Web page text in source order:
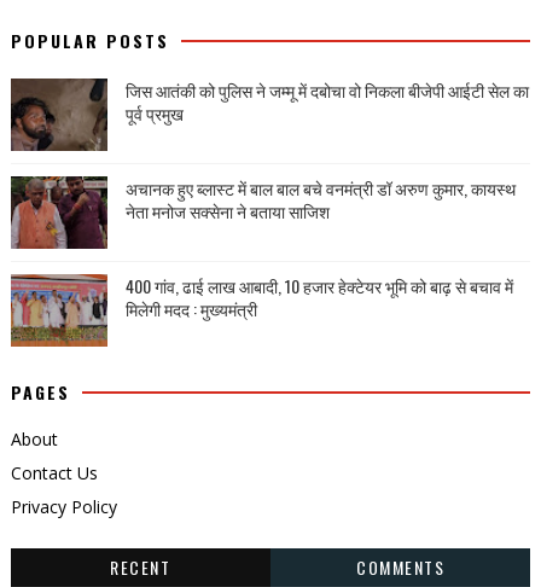
POPULAR POSTS
जिस आतंकी को पुलिस ने जम्मू में दबोचा वो निकला बीजेपी आईटी सेल का
पूर्व प्रमुख
अचानक हुए ब्लास्ट में बाल बाल बचे वनमंत्री डॉ अरुण कुमार, कायस्थ
नेता मनोज सक्सेना ने बताया साजिश
400 गांव, ढाई लाख आबादी, 10 हजार हेक्टेयर भूमि को बाढ़ से बचाव में
मिलेगी मदद : मुख्यमंत्री
PAGES
About
Contact Us
Privacy Policy
RECENT
COMMENTS